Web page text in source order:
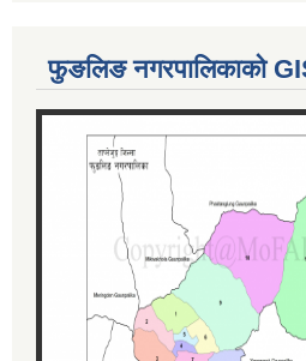
फुङलिङ नगरपालिकाको